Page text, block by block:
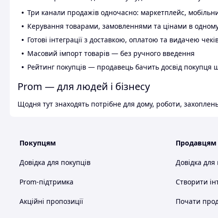
Три канали продажів одночасно: маркетплейс,
Керування товарами, замовленнями та цінами в одному
Готові інтеграції з доставкою, оплатою та видачею
Масовий імпорт товарів — без ручного введення
Рейтинг покупців — продавець бачить досвід
Prom — для людей і бізнесу
Щодня тут знаходять потрібне для дому, роботи,
Покупцям
Довідка для покупців
Prom-підтримка
Акційні пропозиції
Продавцям
Довідка для
Створити
Почати